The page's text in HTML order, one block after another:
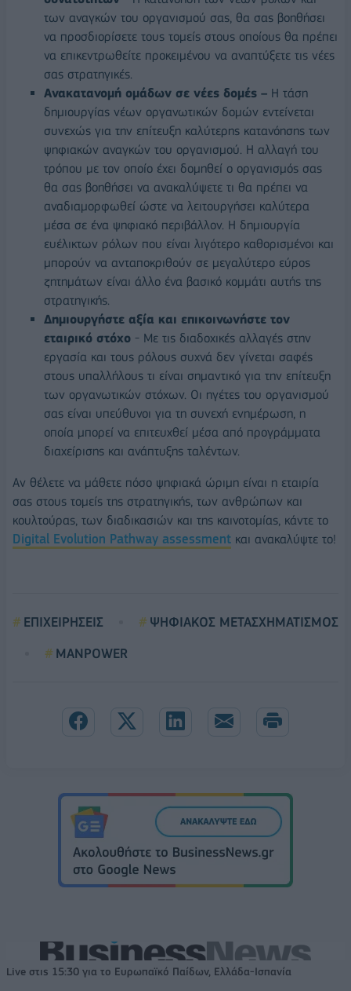
των αναγκών του οργανισμού σας, θα σας βοηθήσει
να προσδιορίσετε τους τομείς στους οποίους θα πρέπει
να επικεντρωθείτε προκειμένου να αναπτύξετε τις νέες
σας στρατηγικές.
Ανακατανομή ομάδων σε νέες δομές – Η τάση
δημιουργίας νέων οργανωτικών δομών εντείνεται
συνεχώς για την επίτευξη καλύτερης κατανόησης των
ψηφιακών αναγκών του οργανισμού. Η αλλαγή του
τρόπου με τον οποίο έχει δομηθεί ο οργανισμός σας
θα σας βοηθήσει να ανακαλύψετε τι θα πρέπει να
αναδιαμορφωθεί ώστε να λειτουργήσει καλύτερα
μέσα σε ένα ψηφιακό περιβάλλον. Η δημιουργία
ευέλικτων ρόλων που είναι λιγότερο καθορισμένοι και
μπορούν να ανταποκριθούν σε μεγαλύτερο εύρος
ζητημάτων είναι άλλο ένα βασικό κομμάτι αυτής της
στρατηγικής.
Δημιουργήστε αξία και επικοινωνήστε τον
εταιρικό στόχο - Με τις διαδοχικές αλλαγές στην
εργασία και τους ρόλους συχνά δεν γίνεται σαφές
στους υπαλλήλους τι είναι σημαντικό για την επίτευξη
των οργανωτικών στόχων. Οι ηγέτες του οργανισμού
σας είναι υπεύθυνοι για τη συνεχή ενημέρωση, η
οποία μπορεί να επιτευχθεί μέσα από προγράμματα
διαχείρισης και ανάπτυξης ταλέντων.
Αν θέλετε να μάθετε πόσο ψηφιακά ώριμη είναι η εταιρία
σας στους τομείς της στρατηγικής, των ανθρώπων και
κουλτούρας, των διαδικασιών και της καινοτομίας, κάντε το
Digital Evolution Pathway assessment και ανακαλύψτε το!
ΕΠΙΧΕΙΡΗΣΕΙΣ
ΨΗΦΙΑΚΟΣ ΜΕΤΑΣΧΗΜΑΤΙΣΜΟΣ
MANPOWER
Live στις 15:30 για το Ευρωπαϊκό Παίδων, Ελλάδα-Ισπανία